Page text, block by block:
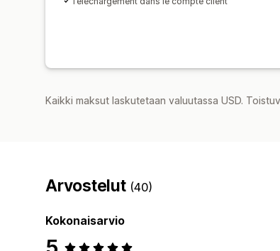
Kaikki maksut laskutetaan valuutassa USD.
Arvostelut (40)
Kokonaisarvio